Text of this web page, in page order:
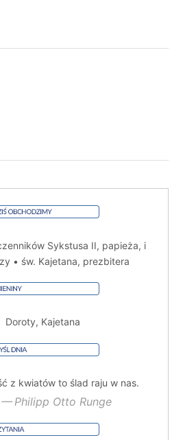
Sykstusa II, papieża, i
• św. Kajetana, prezbitera
Doroty, Kajetana
z kwiatów to ślad raju w nas.
Philipp Otto Runge